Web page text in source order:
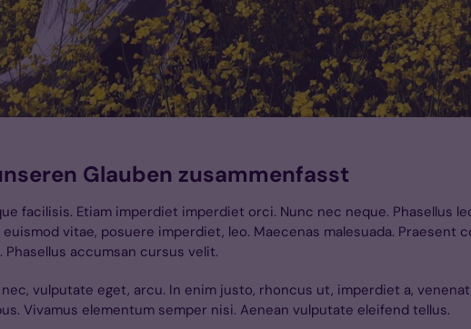
Glauben zusammenfasst
facilisis. Etiam imperdiet imperdiet orci. Nunc nec neque. Phasellus
vitae, posuere imperdiet, leo. Maecenas malesuada. Praesent
accumsan cursus velit.
vulputate eget, arcu. In enim justo, rhoncus ut, imperdiet a,
Vivamus elementum semper nisi. Aenean vulputate eleifend tellus.